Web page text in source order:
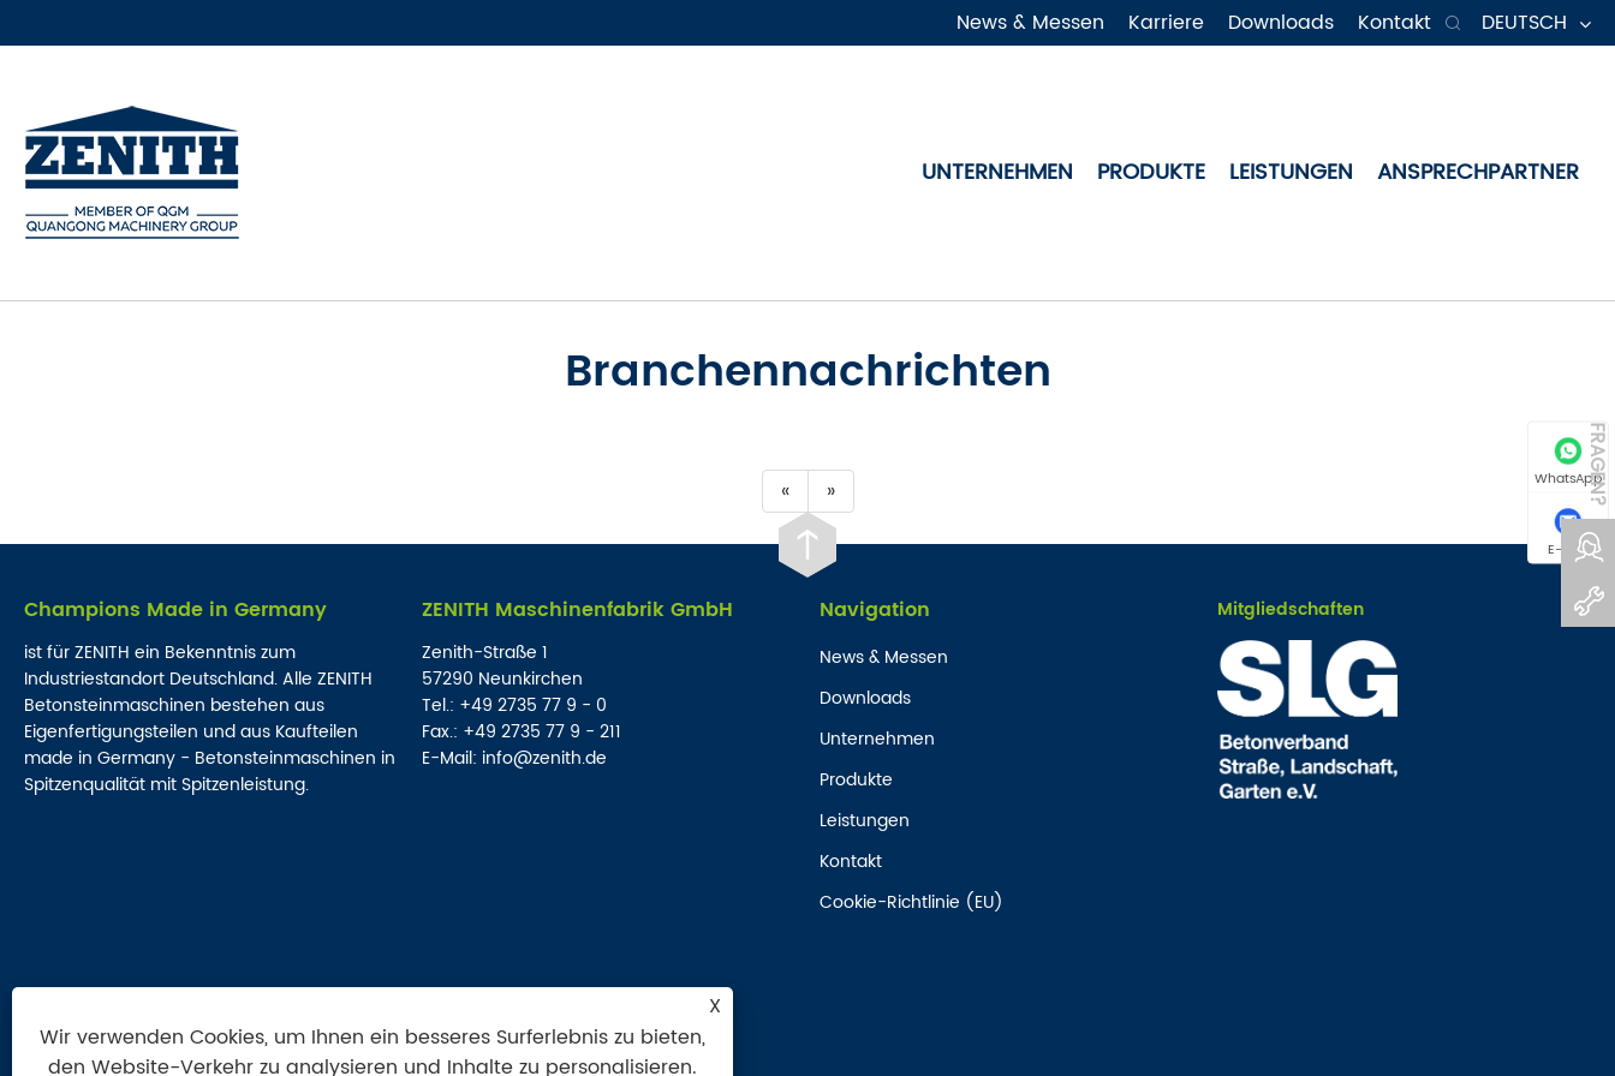
News & Messen Karriere Downloads Kontakt  DEUTSCH
UNTERNEHMEN PRODUKTE LEISTUNGEN ANSPRECHPARTNER
Branchennachrichten
« »
Champions Made in Germany
ist für ZENITH ein Bekenntnis zum
Industriestandort Deutschland. Alle ZENITH
Betonsteinmaschinen bestehen aus
Eigenfertigungsteilen und aus Kaufteilen
made in Germany - Betonsteinmaschinen in
Spitzenqualität mit Spitzenleistung.
ZENITH Maschinenfabrik GmbH
Zenith-Straße 1
57290 Neunkirchen
Tel.: +49 2735 77 9 - 0
Fax.: +49 2735 77 9 - 211
E-Mail: info@zenith.de
Navigation
News & Messen
Downloads
Unternehmen
Produkte
Leistungen
Kontakt
Cookie-Richtlinie (EU)
Mitgliedschaften
FRAGEN?
WhatsApp
E-Mail
X
Wir verwenden Cookies, um Ihnen ein besseres Surferlebnis zu bieten,
den Website-Verkehr zu analysieren und Inhalte zu personalisieren.